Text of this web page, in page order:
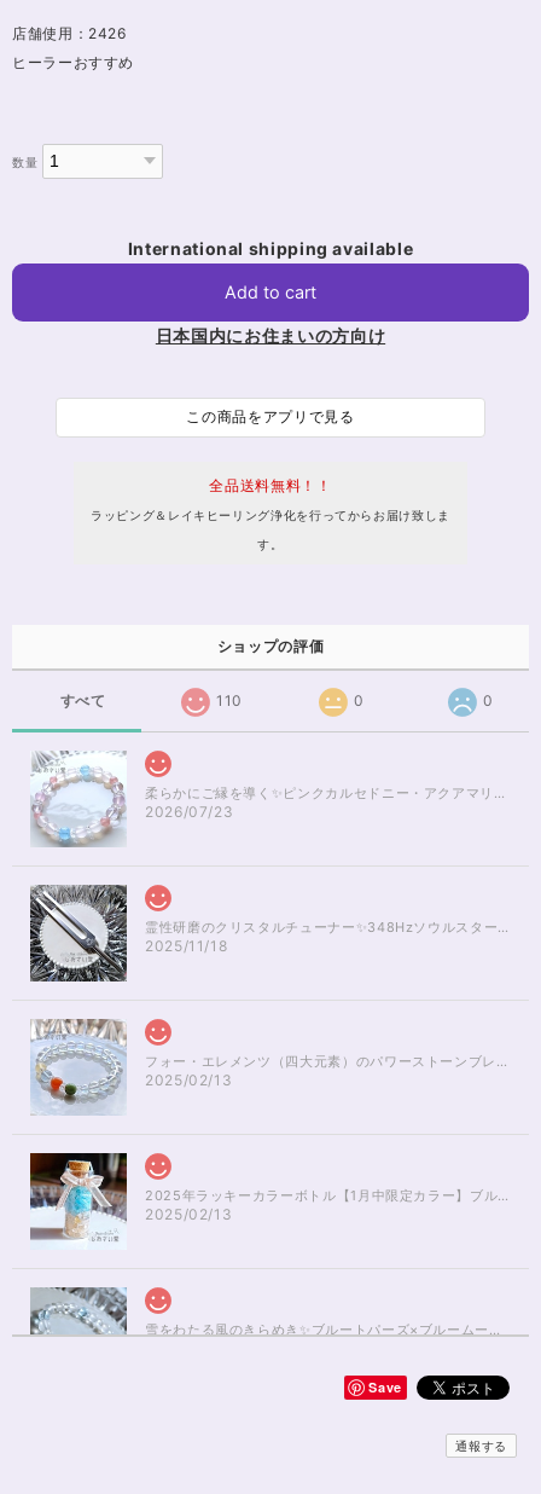
店舗使用：2426
ヒーラーおすすめ
数量
International shipping available
Add to cart
日本国内にお住まいの方向け
この商品をアプリで見る
全品送料無料！！
ラッピング＆レイキヒーリング浄化を行ってからお届け致しま
す。
ショップの評価
すべて 110 0 0
柔らかにご縁を導く✨ピンクカルセドニー・アクアマリンブレスレット16cm
2026/07/23
霊性研磨のクリスタルチューナー✨348Hzソウルスターチャクラのヒーリング
2025/11/18
フォー・エレメンツ（四大元素）のパワーストーンブレスレット✨レインボーオーラ16cm
2025/02/13
2025年ラッキーカラーボトル【1月中限定カラー】ブルーアパタイト×ルチルクォーツさざれ石
2025/02/13
雪をわたる風のきらめき✨ブルートパーズ×ブルームーンストーンブレスレット17cm
ョンが上がりました！ ラッピングも可愛く、梱包もすごく丁寧で袋を開け
るのが 勿体無いくらいでした！ おまけで付いてきたさざれも可愛くて綺麗
Save
通報する